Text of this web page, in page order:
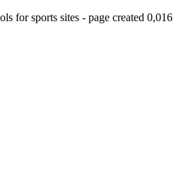
for sports sites - page created 0,016